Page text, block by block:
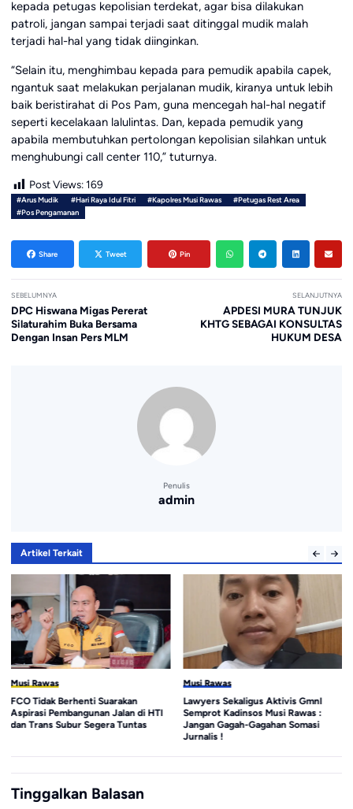
kepada petugas kepolisian terdekat, agar bisa dilakukan
patroli, jangan sampai terjadi saat ditinggal mudik malah
terjadi hal-hal yang tidak diinginkan.
“Selain itu, menghimbau kepada para pemudik apabila capek,
ngantuk saat melakukan perjalanan mudik, kiranya untuk lebih
baik beristirahat di Pos Pam, guna mencegah hal-hal negatif
seperti kecelakaan lalulintas. Dan, kepada pemudik yang
apabila membutuhkan pertolongan kepolisian silahkan untuk
menghubungi call center 110,” tuturnya.
Post Views: 169
#Arus Mudik #Hari Raya Idul Fitri #Kapolres Musi Rawas
#Petugas Rest Area
#Pos Pengamanan
Share Tweet Pin
SEBELUMNYA
DPC Hiswana Migas Pererat
Silaturahim Buka Bersama
Dengan Insan Pers MLM
SELANJUTNYA
APDESI MURA TUNJUK
KHTG SEBAGAI KONSULTAS
HUKUM DESA
Penulis
admin
Artikel Terkait
Musi Rawas
FCO Tidak Berhenti Suarakan
Aspirasi Pembangunan Jalan di HTI
dan Trans Subur Segera Tuntas
Musi Rawas
Lawyers Sekaligus Aktivis GmnI
Semprot Kadinsos Musi Rawas :
Jangan Gagah-Gagahan Somasi
Jurnalis !
Tinggalkan Balasan